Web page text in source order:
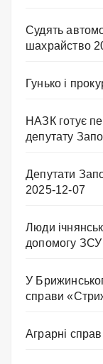
Судять
шахрайство
Гунько і
НАЗК готує
депутату
Депутати
2025-12-07
Люди
допомогу ЗСУ
У
справи
Аграрні